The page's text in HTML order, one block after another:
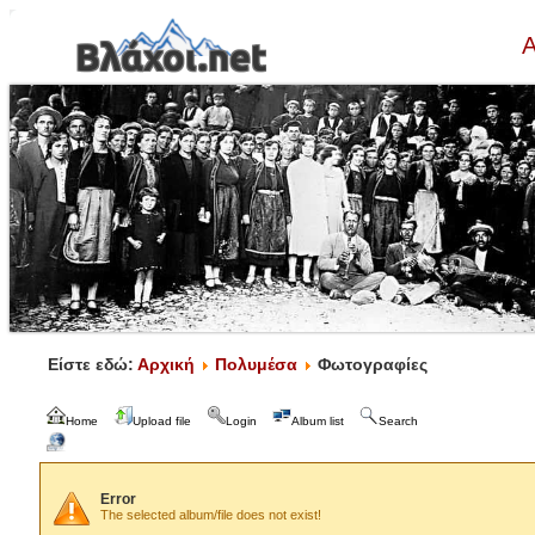
Είστε εδώ: Αρχική Πολυμέσα Φωτογραφίες
Home Upload file Login Album list Search
Error
The selected album/file does not exist!